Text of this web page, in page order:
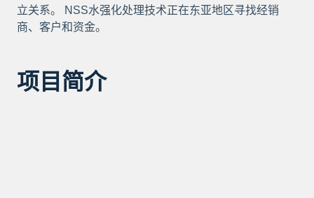
立关系。 NSS水强化处理技术正在东亚地区寻找经销
商、客户和资金。
项目简介